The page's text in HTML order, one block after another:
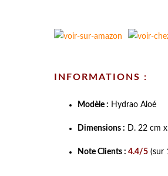
INFORMATIONS :
Modèle : Hydrao Aloé
Dimensions : D. 22 cm
Note Clients : 4.4/5 (sur